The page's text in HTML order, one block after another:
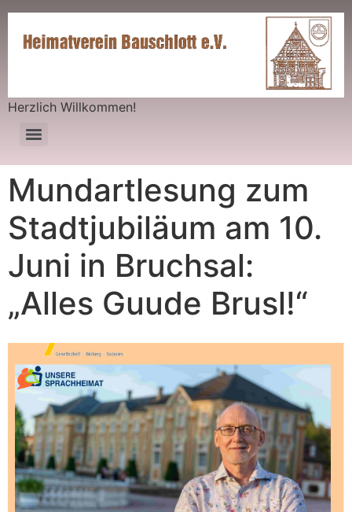
Herzlich Willkommen!
Mundartlesung zum
Stadtjubiläum am 10.
Juni in Bruchsal:
„Alles Guude Brusl!“